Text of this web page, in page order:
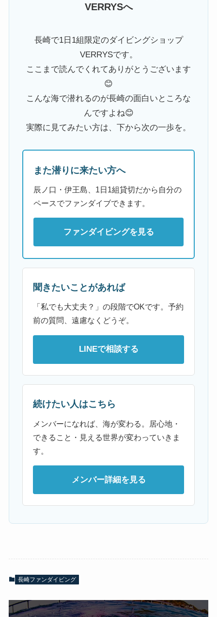
VERRYSへ
長崎で1日1組限定のダイビングショップ
VERRYSです。
ここまで読んでくれてありがとうございます
😊
こんな海で潜れるのが長崎の面白いところな
んですよね😊
実際に見てみたい方は、下から次の一歩を。
また潜りに来たい方へ
辰ノ口・伊王島、1日1組貸切だから自分の
ペースでファンダイブできます。
ファンダイビングを見る
聞きたいことがあれば
「私でも大丈夫？」の段階でOKです。予約
前の質問、遠慮なくどうぞ。
LINEで相談する
続けたい人はこちら
メンバーになれば、海が変わる。居心地・
できること・見える世界が変わっていきま
す。
メンバー詳細を見る
長崎ファンダイビング